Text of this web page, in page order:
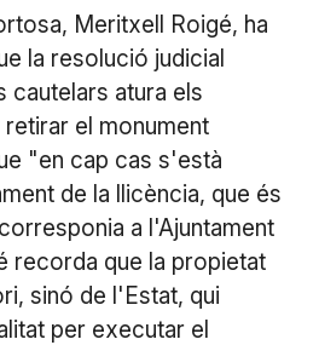
Meritxell Roigé, ha
la resolució judicial
cautelars atura els
el monument
"en cap cas s'està
de la llicència, que és
a l'Ajuntament
recorda que la propietat
sinó de l'Estat, qui
per executar el